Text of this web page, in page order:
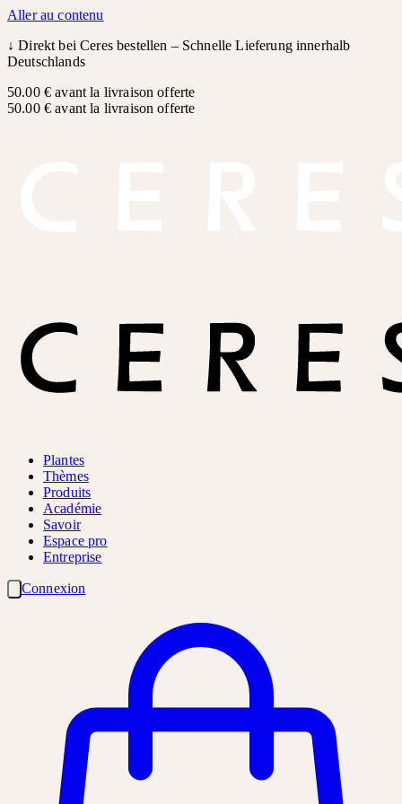
Aller au contenu
↓Direkt bei Ceres bestellen – Schnelle Lieferung innerhalb
Deutschlands
50.00 € avant la livraison offerte
50.00 € avant la livraison offerte
Plantes
Thèmes
Produits
Académie
Savoir
Espace pro
Entreprise
Connexion